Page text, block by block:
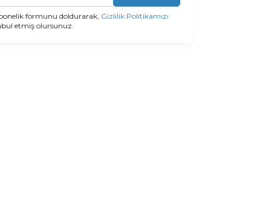
formunu doldurarak, Gizlilik Politikamızı
etmiş olursunuz.